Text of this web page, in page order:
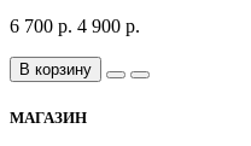
6 700 р. 4 900 р.
В корзину
МАГАЗИН